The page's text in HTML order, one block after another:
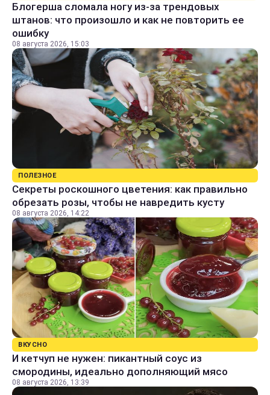
Блогерша сломала ногу из-за трендовых
штанов: что произошло и как не повторить ее
ошибку
08 августа 2026, 15:03
ПОЛЕЗНОЕ
Секреты роскошного цветения: как правильно
обрезать розы, чтобы не навредить кусту
08 августа 2026, 14:22
ВКУСНО
И кетчуп не нужен: пикантный соус из
смородины, идеально дополняющий мясо
08 августа 2026, 13:39